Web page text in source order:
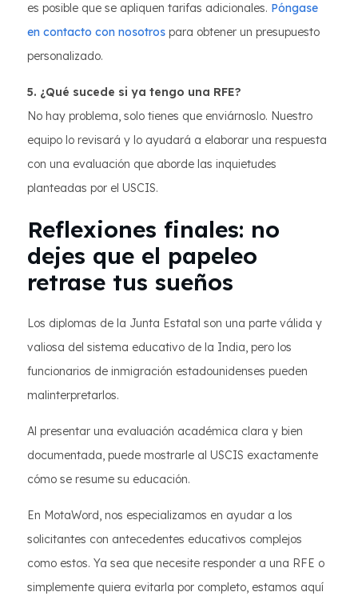
es posible que se apliquen tarifas adicionales. Póngase
en contacto con nosotros para obtener un presupuesto
personalizado.
5. ¿Qué sucede si ya tengo una RFE?
No hay problema, solo tienes que enviárnoslo. Nuestro
equipo lo revisará y lo ayudará a elaborar una respuesta
con una evaluación que aborde las inquietudes
planteadas por el USCIS.
Reflexiones finales: no
dejes que el papeleo
retrase tus sueños
Los diplomas de la Junta Estatal son una parte válida y
valiosa del sistema educativo de la India, pero los
funcionarios de inmigración estadounidenses pueden
malinterpretarlos.
Al presentar una evaluación académica clara y bien
documentada, puede mostrarle al USCIS exactamente
cómo se resume su educación.
En MotaWord, nos especializamos en ayudar a los
solicitantes con antecedentes educativos complejos
como estos. Ya sea que necesite responder a una RFE o
simplemente quiera evitarla por completo, estamos aquí